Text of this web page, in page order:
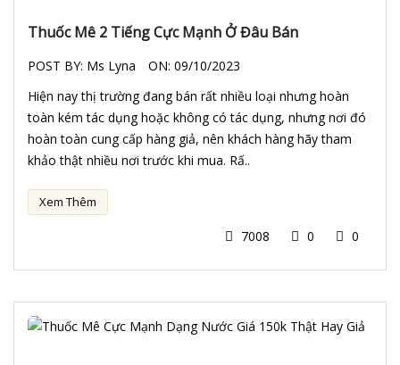
Thuốc Mê 2 Tiếng Cực Mạnh Ở Đâu Bán
POST BY: Ms Lyna ON: 09/10/2023
Hiện nay thị trường đang bán rất nhiều loại nhưng hoàn
toàn kém tác dụng hoặc không có tác dụng, nhưng nơi đó
hoàn toàn cung cấp hàng giả, nên khách hàng hãy tham
khảo thật nhiều nơi trước khi mua. Rấ..
Xem Thêm
7008 0 0